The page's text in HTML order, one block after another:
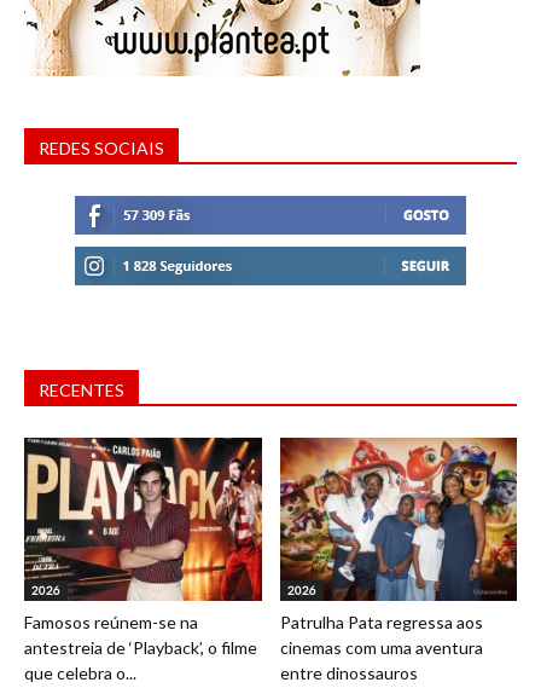
REDES SOCIAIS
RECENTES
2026
Famosos reúnem-se na
antestreia de ‘Playback’, o filme
que celebra o...
2026
Patrulha Pata regressa aos
cinemas com uma aventura
entre dinossauros